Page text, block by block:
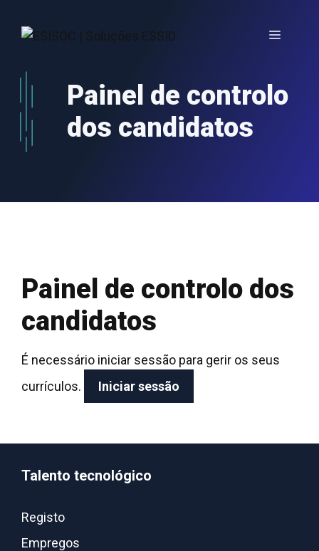
para
Menu
Painel de controlo
dos candidatos
Painel de controlo dos
candidatos
É necessário iniciar sessão para gerir os seus
currículos.
Iniciar sessão
Talento tecnológico
Registo
Empregos